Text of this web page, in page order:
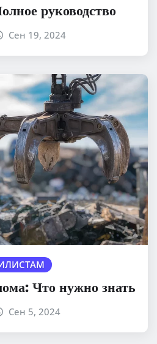
руководство
Сен 19, 2024
Что нужно знать
Сен 5, 2024